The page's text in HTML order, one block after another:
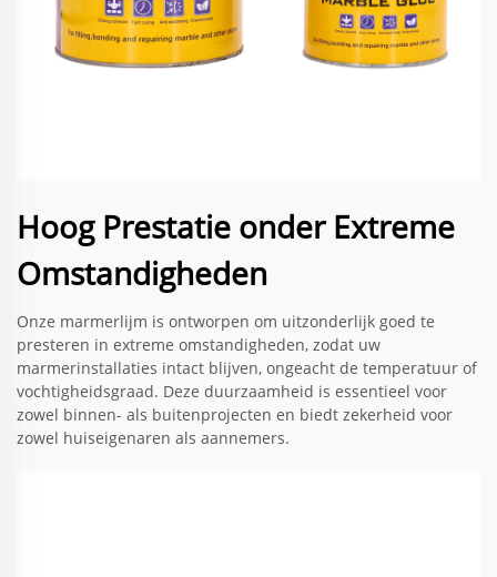
Hoog Prestatie onder Extreme
Omstandigheden
Onze marmerlijm is ontworpen om uitzonderlijk goed te
presteren in extreme omstandigheden, zodat uw
marmerinstallaties intact blijven, ongeacht de temperatuur of
vochtigheidsgraad. Deze duurzaamheid is essentieel voor
zowel binnen- als buitenprojecten en biedt zekerheid voor
zowel huiseigenaren als aannemers.